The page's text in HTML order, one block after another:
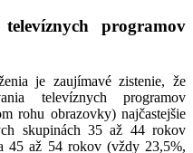
programov
je zaujímavé zistenie, že
televíznych programov
rohu obrazovky) najčastejšie
skupinách 35 až 44 rokov
45 až 54 rokov (vždy 23,5%,